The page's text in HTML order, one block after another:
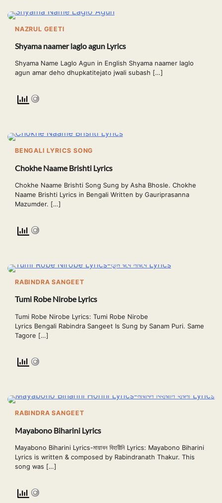
NAZRUL GEETI
Shyama naamer laglo agun Lyrics
Shyama Name Laglo Agun in English Shyama naamer laglo
agun amar deho dhupkatitejato jwali subash […]
BENGALI LYRICS SONG
Chokhe Naame Brishti Lyrics
Chokhe Naame Brishti Song Sung by Asha Bhosle. Chokhe
Naame Brishti Lyrics in Bengali Written by Gauriprasanna
Mazumder. […]
RABINDRA SANGEET
Tumi Robe Nirobe Lyrics
Tumi Robe Nirobe Lyrics: Tumi Robe Nirobe
Lyrics Bengali Rabindra Sangeet Is Sung by Sanam Puri. Same
Tagore […]
RABINDRA SANGEET
Mayabono Biharini Lyrics
Mayabono Biharini Lyrics-মায়াবন বিহারীনি Lyrics: Mayabono Biharini
Lyrics is written & composed by Rabindranath Thakur. This
song was […]